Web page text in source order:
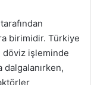
birimidir. Türkiye
döviz işleminde
dalgalanırken,